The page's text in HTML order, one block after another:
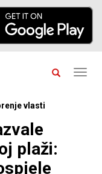
vlasti
plaži: